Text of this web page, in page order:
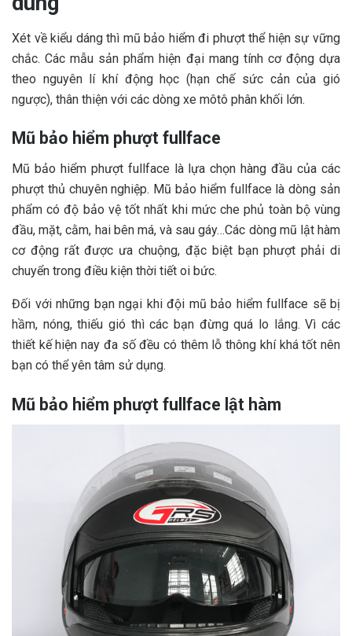
Xét về kiểu dáng thì mũ bảo hiểm đi phượt thể hiện sự vững
chắc. Các mẫu sản phẩm hiện đại mang tính cơ động dựa
theo nguyên lí khí động học (hạn chế sức cản của gió
ngược), thân thiện với các dòng xe môtô phân khối lớn.
Mũ bảo hiểm phượt fullface
Mũ bảo hiểm phượt fullface là lựa chọn hàng đầu của các
phượt thủ chuyên nghiệp. Mũ bảo hiểm fullface là dòng sản
phẩm có độ bảo vệ tốt nhất khi mức che phủ toàn bộ vùng
đầu, mặt, cằm, hai bên má, và sau gáy…Các dòng mũ lật hàm
cơ động rất được ưa chuộng, đặc biệt bạn phượt phải di
chuyển trong điều kiện thời tiết oi bức.
Đối với những bạn ngại khi đội mũ bảo hiểm fullface sẽ bị
hầm, nóng, thiếu gió thì các bạn đừng quá lo lắng. Vì các
thiết kế hiện nay đa số đều có thêm lỗ thông khí khá tốt nên
bạn có thể yên tâm sử dụng.
Mũ bảo hiểm phượt fullface lật hàm